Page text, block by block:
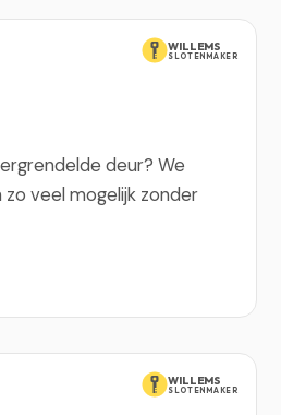
WILLEMS
SLOTENMAKER
deur? We
veel mogelijk zonder
WILLEMS
SLOTENMAKER